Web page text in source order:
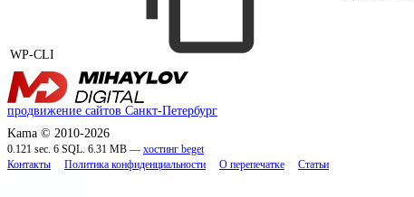
WP-CLI
продвижение сайтов Санкт-Петербург
Kama © 2010-2026
0.121 sec. 6 SQL. 6.31 MB — хостинг beget
Контакты
Политика конфиденциальности О перепечатке Статьи